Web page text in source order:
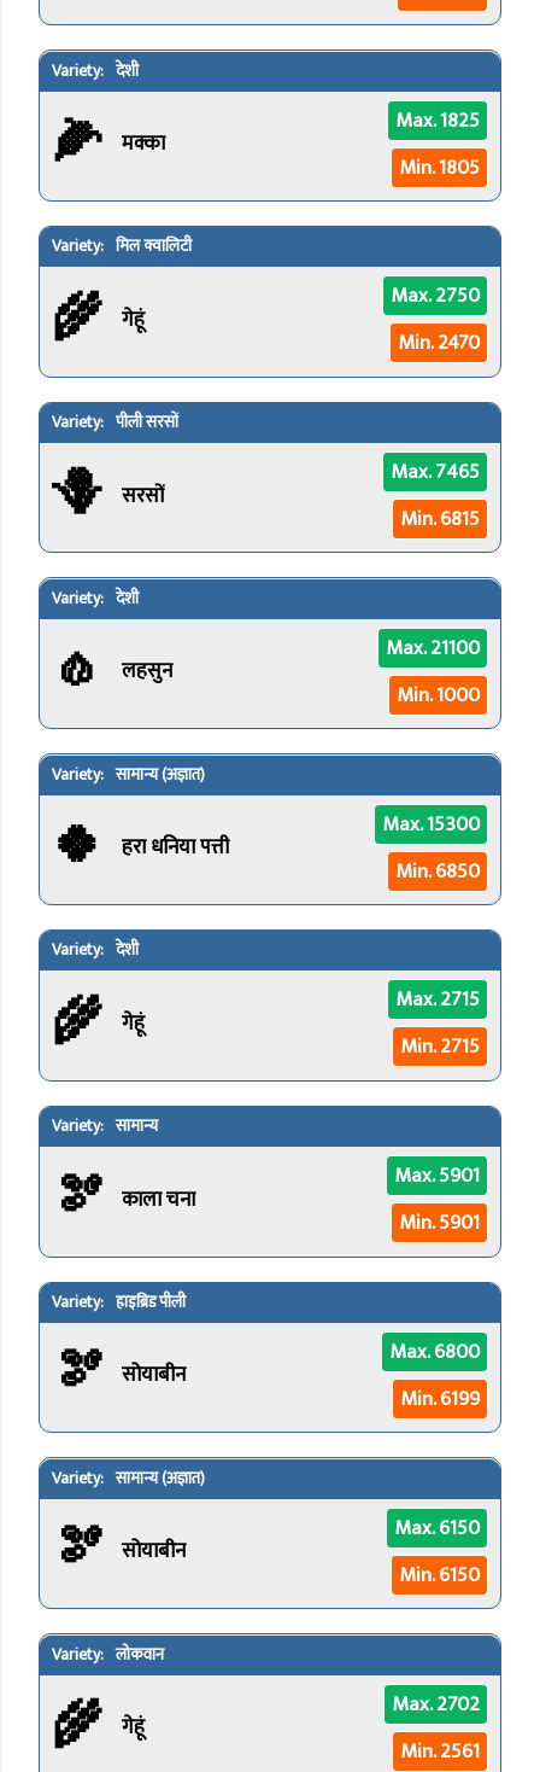
देशी
🌽 मक्का
Max. 1825
Min. 1805
मिल क्वालिटी
🌾 गेहूं
Max. 2750
Min. 2470
पीली सरसों
🪻 सरसों
Max. 7465
Min. 6815
देशी
🧄 लहसुन
Max. 21100
Min. 1000
सामान्य (अज्ञात)
🍀 हरा धनिया पत्ती
Max. 15300
Min. 6850
देशी
🌾 गेहूं
Max. 2715
Min. 2715
सामान्य
🫘 काला चना
Max. 5901
Min. 5901
हाइब्रिड पीली
🫘 सोयाबीन
Max. 6800
Min. 6199
सामान्य (अज्ञात)
🫘 सोयाबीन
Max. 6150
Min. 6150
लोकवान
🌾 गेहूं
Max. 2702
Min. 2561